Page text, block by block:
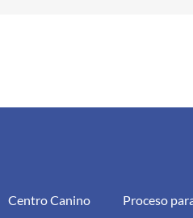
Centro Canino Proceso